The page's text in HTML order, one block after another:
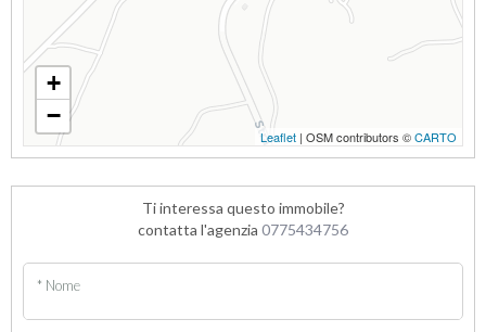
+
−
Leaflet | OSM contributors ©CARTO
Ti interessa questo immobile?
contatta l'agenzia 0775434756
* Nome